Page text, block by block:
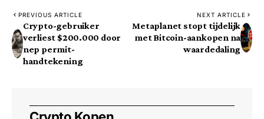
PREVIOUS ARTICLE
Crypto-gebruiker
verliest $200.000 door
nep permit-
handtekening
NEXT ARTICLE
Metaplanet stopt tijdelijk
met Bitcoin-aankopen na
waardedaling